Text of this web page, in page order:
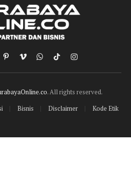
PinterestVimeoWhatsApp
TikTokInstagram
. All rights reserved.
Bisnis Disclaimer Kode Etik